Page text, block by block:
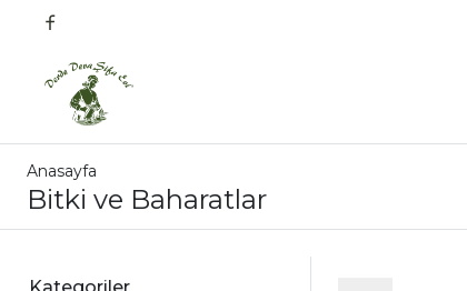
Anasayfa
Bitki ve Baharatlar
Kategoriler